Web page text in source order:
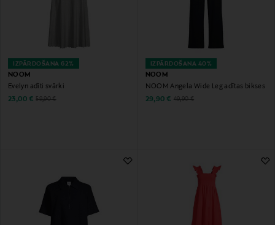
IZPĀRDOŠANA 62%
NOOM
Evelyn adīti svārki
Discounted Price
23,00 € Original Price
59,90 €
IZPĀRDOŠANA 40%
NOOM
NOOM Angela Wide Leg adītas bikses
Discounted Price
29,90 € Original Price
49,90 €